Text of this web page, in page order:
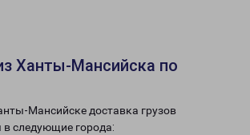
Ханты-Мансийска по
Мансийске доставка грузов
в следующие города: